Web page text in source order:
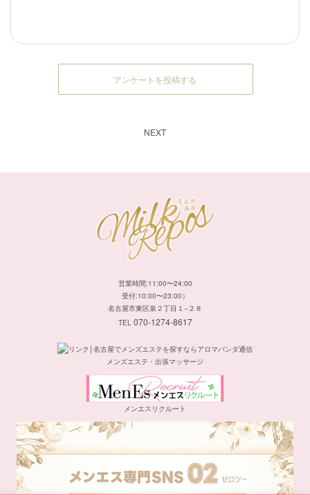
アンケートを投稿する
NEXT
営業時間:11:00〜24:00
受付:10:00〜23:00）
名古屋市東区泉２丁目１−２８
TEL 070-1274-8617
メンズエステ・出張マッサージ
メンエスリクルート